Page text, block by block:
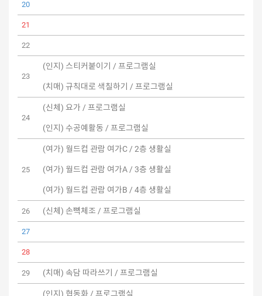
20
21
22
23
(인지) 스티커붙이기 / 프로그램실
(치매) 규칙대로 색칠하기 / 프로그램실
24
(신체) 요가 / 프로그램실
(인지) 수공예활동 / 프로그램실
25
(여가) 월드컵 관람 여가C / 2층 생활실
(여가) 월드컵 관람 여가A / 3층 생활실
(여가) 월드컵 관람 여가B / 4층 생활실
26 (신체) 손뼉체조 / 프로그램실
27
28
29 (치매) 속담 따라쓰기 / 프로그램실
(인지) 협동화 / 프로그램실